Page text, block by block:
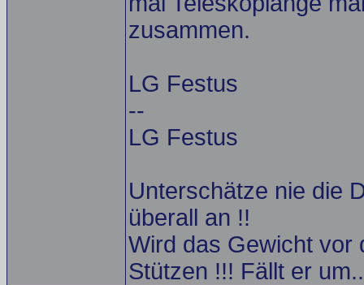
zusammen.
LG Festus
--
LG Festus
Unterschätze nie die
überall an !!
Wird das Gewicht vor
Stützen !!! Fällt er